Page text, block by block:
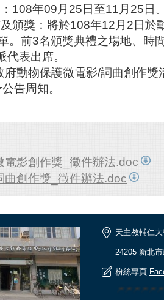
年09月25日至11月25日
獎：將於108年12月2日於
。前3名頒獎典禮之場地、時
代表出席。
府動物保護微電影/詞曲創作獎
告周知。
電影創作獎_徵件辦法.doc
曲創作獎_徵件辦法.doc
天主教輔仁
24205 新北
粉絲專頁